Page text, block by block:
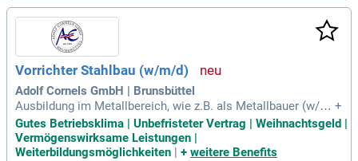
Vorrichter Stahlbau (w/m/d)
Adolf Cornels GmbH | Brunsbüttel
Ausbildung im Metallbereich, wie z.B. als Metallbauer (w/m/
d), Konstruktionsmechaniker (w/m/d), Feinwerkmechaniker
(w/m/d) oder eine vergleichbare Qualifikation; Sicheres Les
en und Umsetzen technischer Zeichnungen und Stücklisten;
+
Gutes Betriebsklima | Unbefristeter Vertrag | Weihnachtsgeld |
Vermögenswirksame Leistungen |
Weiterbildungsmöglichkeiten
+ weitere Benefits